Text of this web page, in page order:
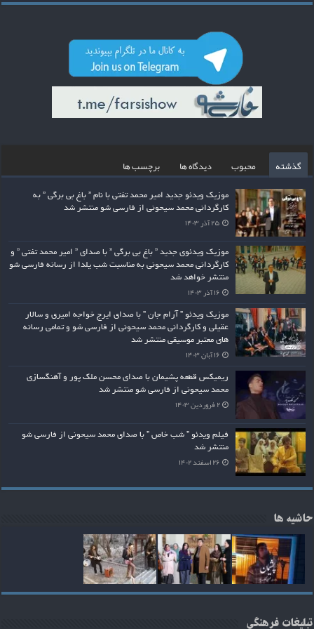
گذشته محبوب دیدگاه ها برچسب ها
موزیک ویدئو جدید امیر محمد تفتی با نام ” باغ بی برگی ” به
کارگردانی محمد سیحونی از فارسی شو منتشر شد
۲۵ آذر ۱۴۰۳
موزیک ویدئوی جدید ” باغ بی برگی ” با صدای ” امیر محمد تفتی ” و
کارگردانی محمد سیحونی به مناسبت شب یلدا از رسانه فارسی شو
منتشر خواهد شد
۱۶ آذر ۱۴۰۳
موزیک ویدئو ” آرام جان ” با صدای ایرج خواجه امیری و سالار
عقیلی و کارگردانی محمد سیحونی از فارسی شو و تمامی رسانه
های معتبر موسیقی منتشر شد
۱۶ آبان ۱۴۰۳
ریمیکس قطعه پشیمان با صدای محسن ملک پور و آهنگسازی
محمد سیحونی از فارسی شو منتشر شد
۲ فروردین ۱۴۰۳
فیلم ویدئو ” شب خاص ” با صدای محمد سیحونی از فارسی شو
منتشر شد
۲۶ اسفند ۱۴۰۲
حاشیه ها
تبلیغات فرهنگی